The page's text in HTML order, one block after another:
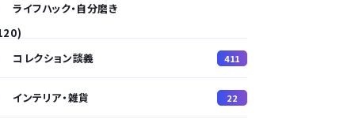
ライフハック・自分磨き
コレクション談義
411
インテリア・雑貨 22